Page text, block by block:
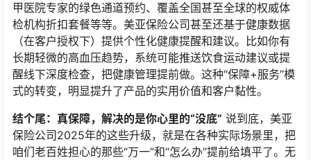
甲医院专家的绿色通道预约、覆盖全国甚至全球的权威体
检机构折扣套餐等等。美亚保险公司甚至还基于健康数据
（在客户授权下）提供个性化健康提醒和建议。比如你有
长期轻微的高血压趋势，系统可能推送饮食运动建议或提
醒线下深度检查，把健康管理提前做。这种“保障+服务”模
式的转变，明显提升了产品的实用价值和客户黏性。
结个尾：真保障，解决的是你心里的“没底” 说到底，美亚
保险公司2025年的这些升级，就是在各种实际场景里，把
咱们老百姓担心的那些“万一”和“怎么办”提前给填平了。无